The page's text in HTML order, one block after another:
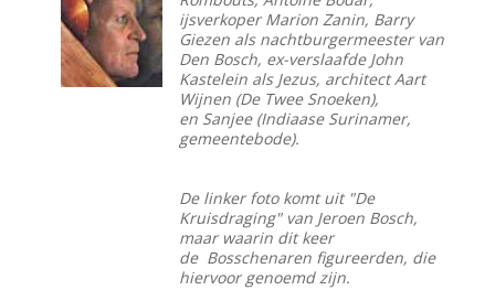
ijsverkoper Marion Zanin, Barry
Giezen als nachtburgermeester van
Den Bosch, ex-verslaafde John
Kastelein als Jezus, architect Aart
Wijnen (De Twee Snoeken),
en Sanjee (Indiaase Surinamer,
gemeentebode).
De linker foto komt uit "De
Kruisdraging" van Jeroen Bosch,
maar waarin dit keer
de Bosschenaren figureerden, die
hiervoor genoemd zijn.